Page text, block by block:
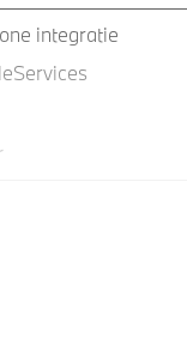
integratie